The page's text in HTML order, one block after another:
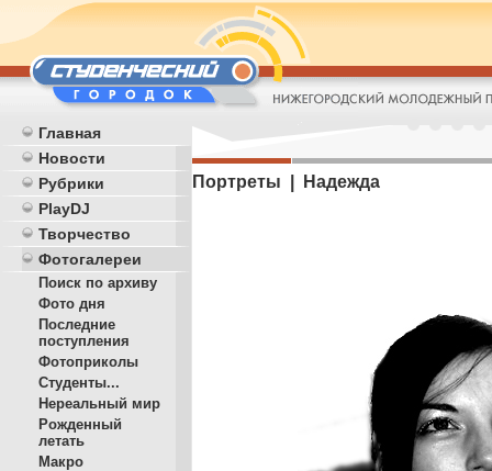
Главная
Новости
Рубрики
PlayDJ
Творчество
Фотогалереи
Поиск по архиву
Фото дня
Последние
поступления
Фотоприколы
Студенты...
Нереальный мир
Рожденный
летать
Макро
Портреты | Надежда